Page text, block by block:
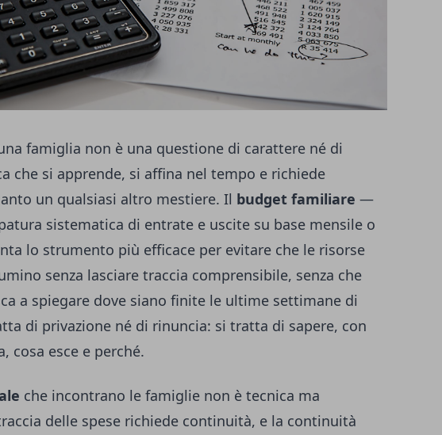
famiglia non è una questione di carattere né di
che si apprende, si affina nel tempo e richiede
un qualsiasi altro mestiere. Il budget familiare —
sistematica di entrate e uscite su base mensile o
lo strumento più efficace per evitare che le risorse
senza lasciare traccia comprensibile, senza che
a spiegare dove siano finite le ultime settimane di
di privazione né di rinuncia: si tratta di sapere, con
cosa esce e perché.
che incontrano le famiglie non è tecnica ma
delle spese richiede continuità, e la continuità